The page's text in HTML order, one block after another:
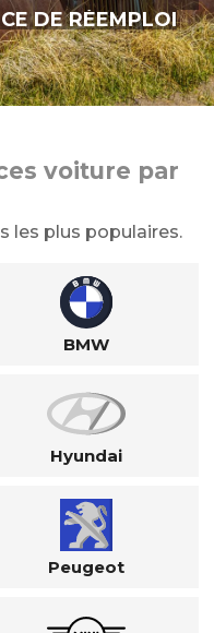
DE RÉEMPLOI
voiture par
les plus populaires.
BMW
Hyundai
Peugeot